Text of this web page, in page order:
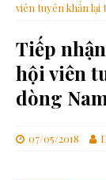
viên tuyên khấn lại
Tiếp
hội viên
dòng
07/05/2018